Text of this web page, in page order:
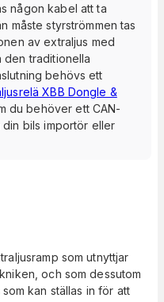
någon kabel att ta
måste styrströmmen tas
av extraljus med
den traditionella
behövs ett
XBB Dongle &
du behöver ett CAN-
bils importör eller
som utnyttjar
och som dessutom
kan ställas in för att